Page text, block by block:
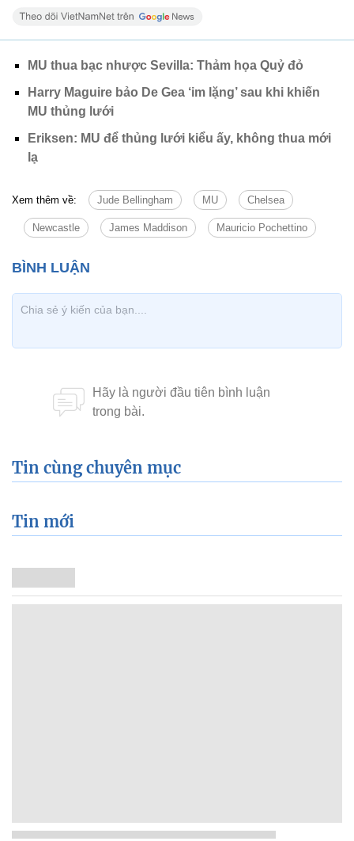
MU thua bạc nhược Sevilla: Thảm họa Quỷ đỏ
Harry Maguire bảo De Gea ‘im lặng’ sau khi khiến
MU thủng lưới
Eriksen: MU để thủng lưới kiểu ấy, không thua mới
lạ
Xem thêm về: Jude Bellingham MU Chelsea
Newcastle James Maddison Mauricio Pochettino
Tin cùng chuyên mục
Tin mới